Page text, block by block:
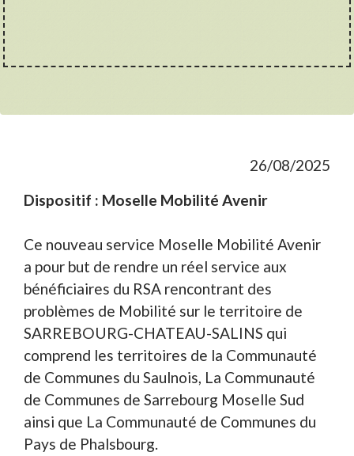
26/08/2025
Dispositif : Moselle Mobilité Avenir
Ce nouveau service Moselle Mobilité Avenir
a pour but de rendre un réel service aux
bénéficiaires du RSA rencontrant des
problèmes de Mobilité sur le territoire de
SARREBOURG-CHATEAU-SALINS qui
comprend les territoires de la Communauté
de Communes du Saulnois, La Communauté
de Communes de Sarrebourg Moselle Sud
ainsi que La Communauté de Communes du
Pays de Phalsbourg.